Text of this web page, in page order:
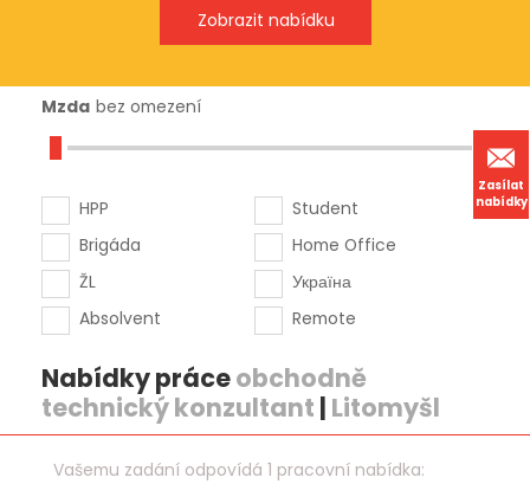
Zasílat
nabídky
Mzda bez omezení
HPP
Brigáda
ŽL
Absolvent
Student
Home Office
Україна
Remote
Nabídky práceobchodně
technický konzultant | Litomyšl
Vašemu zadání odpovídá 1 pracovní nabídka: